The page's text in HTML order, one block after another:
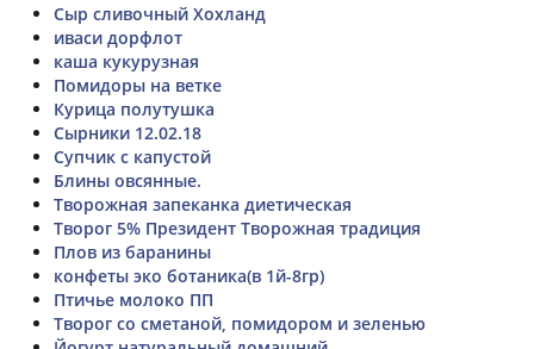
Сыр сливочный Хохланд
иваси дорфлот
каша кукурузная
Помидоры на ветке
Курица полутушка
Сырники 12.02.18
Супчик с капустой
Блины овсянные.
Творожная запеканка диетическая
Творог 5% Президент Творожная традиция
Плов из баранины
конфеты эко ботаника(в 1й-8гр)
Птичье молоко ПП
Творог со сметаной, помидором и зеленью